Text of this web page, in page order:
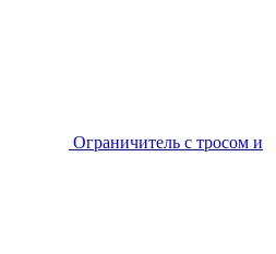
Ограничитель с тросом и